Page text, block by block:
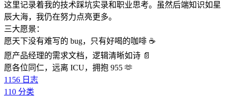
这里记录着我的技术踩坑实录和职业思考。虽然后端知识如星
辰大海，我仍在努力点亮更多。
三大愿景：
愿天下没有难写的 bug，只有好喝的咖啡 ☕️
愿产品经理的需求文档，逻辑清晰如诗 📄
愿各位同仁，远离 ICU，拥抱 955 🫶
1156 日志
110 分类